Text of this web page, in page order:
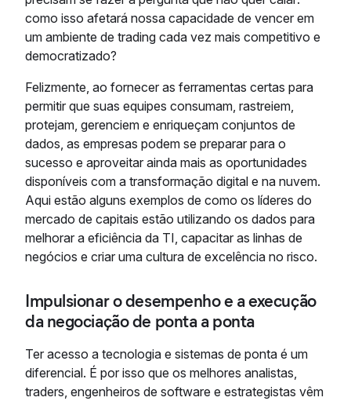
como isso afetará nossa capacidade de vencer em
um ambiente de trading cada vez mais competitivo e
democratizado?
Felizmente, ao fornecer as ferramentas certas para
permitir que suas equipes consumam, rastreiem,
protejam, gerenciem e enriqueçam conjuntos de
dados, as empresas podem se preparar para o
sucesso e aproveitar ainda mais as oportunidades
disponíveis com a transformação digital e na nuvem.
Aqui estão alguns exemplos de como os líderes do
mercado de capitais estão utilizando os dados para
melhorar a eficiência da TI, capacitar as linhas de
negócios e criar uma cultura de excelência no risco.
Impulsionar o desempenho e a execução
da negociação de ponta a ponta
Ter acesso a tecnologia e sistemas de ponta é um
diferencial. É por isso que os melhores analistas,
traders, engenheiros de software e estrategistas vêm